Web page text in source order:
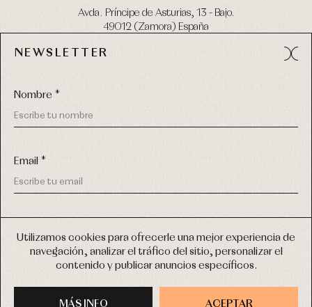
Utilizamos cookies para ofrecerle una mejor experiencia de
navegación, analizar el tráfico del sitio, personalizar el
contenido y publicar anuncios específicos.
ACEPTAR
MÁS INFO
Avda. Príncipe de Asturias, 13 - Bajo.
49012 (Zamora) España
Tel: 980 049 683
COPYRIGHT © 2026 PRIMER BEBÉ.
TODOS LOS DERECHOS RESERVADOS
DISEÑO WEB SGM
NEWSLETTER
Nombre *
Email *
mis datos personales explicada en laPolítica de privacidad
(*) Quiero recibir novedades y comunicaciones comerciales
personalizadas de Primer Bebé a través del email